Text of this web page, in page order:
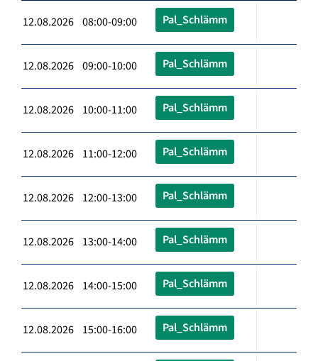
12.08.2026 08:00-09:00 Pal_Schlämm
12.08.2026 09:00-10:00 Pal_Schlämm
12.08.2026 10:00-11:00 Pal_Schlämm
12.08.2026 11:00-12:00 Pal_Schlämm
12.08.2026 12:00-13:00 Pal_Schlämm
12.08.2026 13:00-14:00 Pal_Schlämm
12.08.2026 14:00-15:00 Pal_Schlämm
12.08.2026 15:00-16:00 Pal_Schlämm